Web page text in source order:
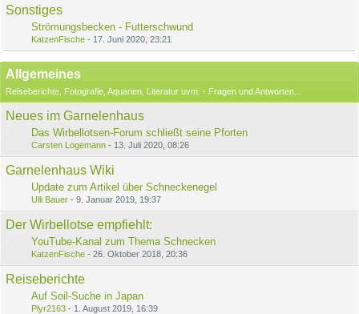
Sonstiges
Strömungsbecken - Futterschwund
KatzenFische - 17. Juni 2020, 23:21
Allgemeines
Reiseberichte, Fotografie, Aquarien, Literatur uvm. - Fragen und Antworten...
Neues im Garnelenhaus
Das Wirbellotsen-Forum schließt seine Pforten
Carsten Logemann - 13. Juli 2020, 08:26
Garnelenhaus Wiki
Update zum Artikel über Schneckenegel
Ulli Bauer - 9. Januar 2019, 19:37
Der Wirbellotse empfiehlt:
YouTube-Kanal zum Thema Schnecken
KatzenFische - 26. Oktober 2018, 20:36
Reiseberichte
Auf Soil-Suche in Japan
Plyr2163 - 1. August 2019, 16:39